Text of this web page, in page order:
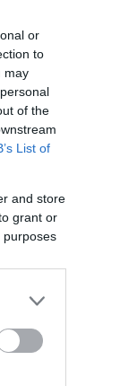
or
to
may
of the
List of
and store
grant or
purposes